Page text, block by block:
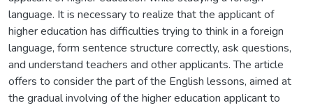
language. It is necessary to realize that the applicant of
higher education has difficulties trying to think in a foreign
language, form sentence structure correctly, ask questions,
and understand teachers and other applicants. The article
offers to consider the part of the English lessons, aimed at
the gradual involving of the higher education applicant to